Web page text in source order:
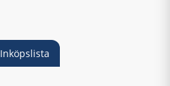
Inköpslista